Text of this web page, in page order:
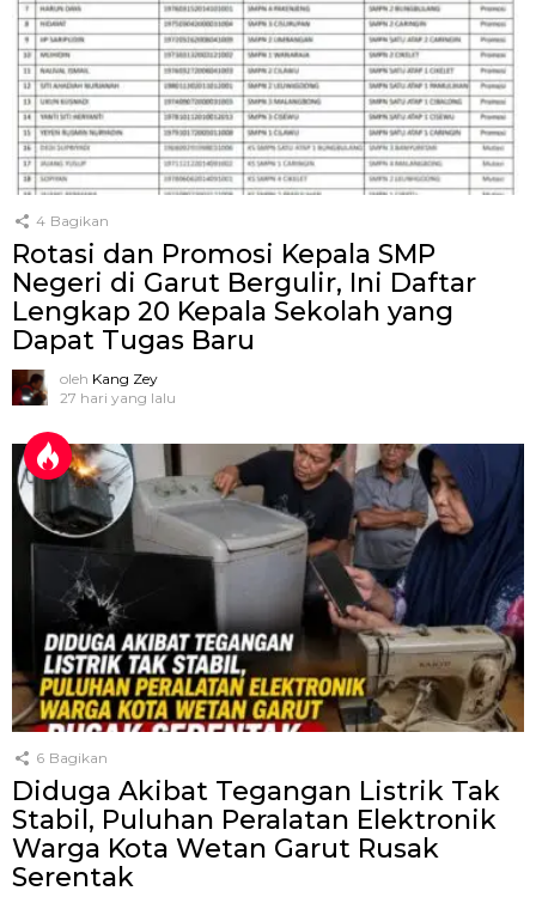
4 Bagikan
Rotasi dan Promosi Kepala SMP
Negeri di Garut Bergulir, Ini Daftar
Lengkap 20 Kepala Sekolah yang
Dapat Tugas Baru
oleh Kang Zey
27 hari yang lalu
6 Bagikan
Diduga Akibat Tegangan Listrik Tak
Stabil, Puluhan Peralatan Elektronik
Warga Kota Wetan Garut Rusak
Serentak